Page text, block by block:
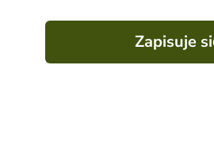
Zapisuje